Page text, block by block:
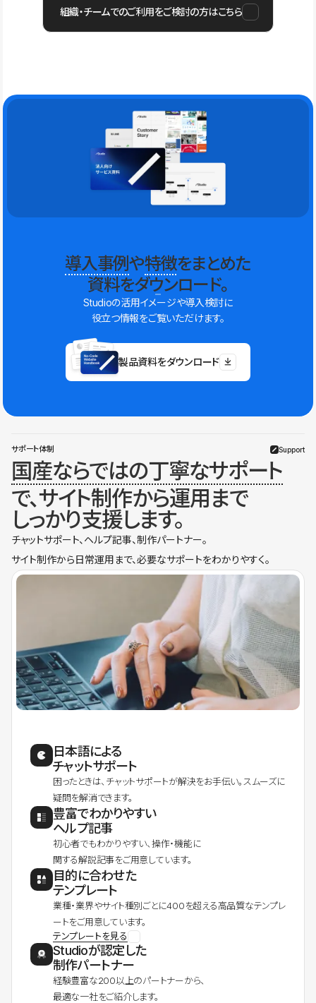
組織・チームでのご利用をご検討の方はこちら
導入事例や特徴をまとめた
資料をダウンロード。
Studioの活用イメージや導入検討に
役立つ情報をご覧いただけます。
製品資料をダウンロード
サポート体制 Support
国産ならではの丁寧なサポート
で、サイト制作から運用まで
しっかり支援します。
チャットサポート、ヘルプ記事、制作パートナー。
サイト制作から日常運用まで、必要なサポートをわかりやすく。
日本語による
チャットサポート
困ったときは、チャットサポートが解決をお手伝い。スムーズに
疑問を解消できます。
豊富でわかりやすい
ヘルプ記事
初心者でもわかりやすい、操作・機能に
関する解説記事をご用意しています。
目的に合わせた
テンプレート
業種・業界やサイト種別ごとに400を超える高品質なテンプレ
ートをご用意しています。
テンプレートを見る
Studioが認定した
制作パートナー
経験豊富な200以上のパートナーから、
最適な一社をご紹介します。